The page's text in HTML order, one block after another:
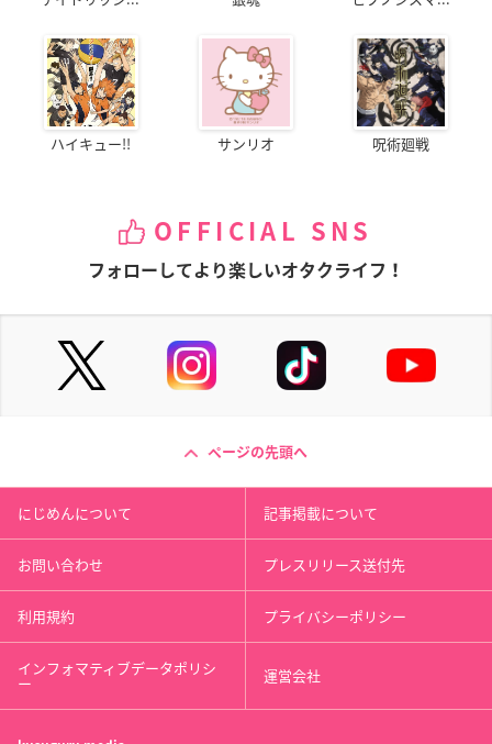
ハイキュー!! サンリオ 呪術廻戦
OFFICIAL SNS
フォローしてより楽しいオタクライフ！
ページの先頭へ
にじめんについて 記事掲載について
お問い合わせ プレスリリース送付先
利用規約 プライバシーポリシー
インフォマティブデータポリシ
ー 運営会社